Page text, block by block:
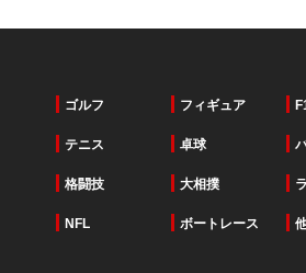
ゴルフ フィギュア
テニス 卓球
格闘技 大相撲
NFL ボートレース